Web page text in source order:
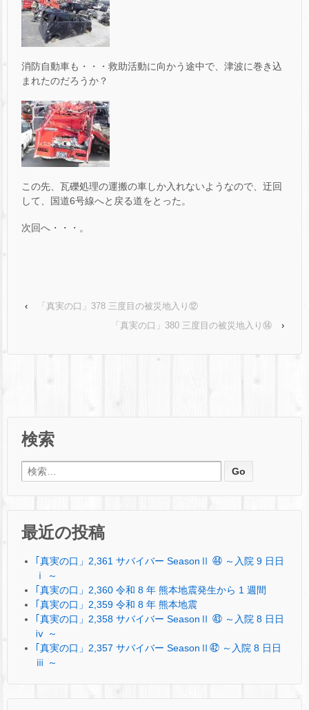
消防自動車も・・・救助活動に向かう途中で、津波に巻き込
まれたのだろうか？
この先、瓦礫処理の運搬の車しか入れないようなので、迂回
して、国道6号線へと戻る道をとった。
次回へ・・・。
‹
「真実の口」378 三度目の被災地入り⑫
「真実の口」380 三度目の被災地入り⑭
›
検索
検索:
最近の投稿
｢真実の口」2,361 サバイバー SeasonⅡ ㊹ ～入院 9 日日
ⅰ ～
｢真実の口」2,360 令和 8 年 熊本地震発生から 1 週間
｢真実の口」2,359 令和 8 年 熊本地震
｢真実の口」2,358 サバイバー SeasonⅡ ㊸ ～入院 8 日日
ⅳ ～
｢真実の口」2,357 サバイバー SeasonⅡ㊷ ～入院 8 日日
ⅲ ～